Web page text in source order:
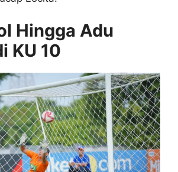
Hingga Adu
KU 10